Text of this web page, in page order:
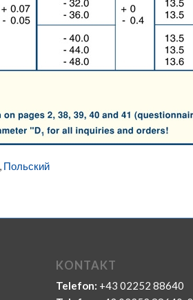
Польский
KONTAKT
Telefon: +43 02252 88640